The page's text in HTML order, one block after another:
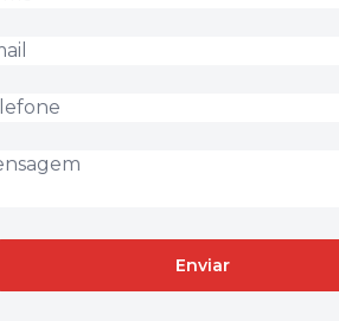
Enviar